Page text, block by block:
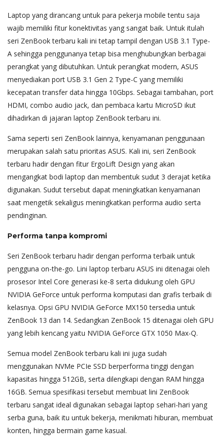
Laptop yang dirancang untuk para pekerja mobile tentu saja
wajib memiliki fitur konektivitas yang sangat baik. Untuk itulah
seri ZenBook terbaru kali ini tetap tampil dengan USB 3.1 Type-
A sehingga penggunanya tetap bisa menghubungkan berbagai
perangkat yang dibutuhkan. Untuk perangkat modern, ASUS
menyediakan port USB 3.1 Gen 2 Type-C yang memiliki
kecepatan transfer data hingga 10Gbps. Sebagai tambahan, port
HDMI, combo audio jack, dan pembaca kartu MicroSD ikut
dihadirkan di jajaran laptop ZenBook terbaru ini.
Sama seperti seri ZenBook lainnya, kenyamanan penggunaan
merupakan salah satu prioritas ASUS. Kali ini, seri ZenBook
terbaru hadir dengan fitur ErgoLift Design yang akan
mengangkat bodi laptop dan membentuk sudut 3 derajat ketika
digunakan. Sudut tersebut dapat meningkatkan kenyamanan
saat mengetik sekaligus meningkatkan performa audio serta
pendinginan.
Performa tanpa kompromi
Seri ZenBook terbaru hadir dengan performa terbaik untuk
pengguna on-the-go. Lini laptop terbaru ASUS ini ditenagai oleh
prosesor Intel Core generasi ke-8 serta didukung oleh GPU
NVIDIA GeForce untuk performa komputasi dan grafis terbaik di
kelasnya. Opsi GPU NVIDIA GeForce MX150 tersedia untuk
ZenBook 13 dan 14. Sedangkan ZenBook 15 ditenagai oleh GPU
yang lebih kencang yaitu NVIDIA GeForce GTX 1050 Max-Q.
Semua model ZenBook terbaru kali ini juga sudah
menggunakan NVMe PCIe SSD berperforma tinggi dengan
kapasitas hingga 512GB, serta dilengkapi dengan RAM hingga
16GB. Semua spesifikasi tersebut membuat lini ZenBook
terbaru sangat ideal digunakan sebagai laptop sehari-hari yang
serba guna, baik itu untuk bekerja, menikmati hiburan, membuat
konten, hingga bermain game kasual.